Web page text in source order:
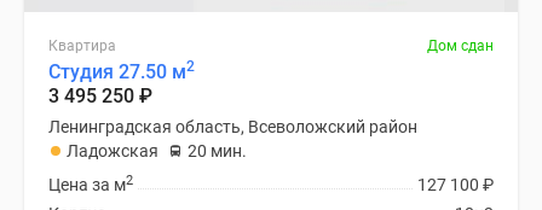
Квартира Дом сдан
Студия 27.50 м2
3 495 250 ₽
Ленинградская область, Всеволожский район
Ладожская
20 мин.
127 100 ₽
Цена за м2